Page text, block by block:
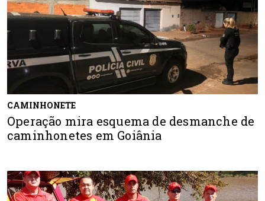
CAMINHONETE
Operação mira esquema de desmanche de
caminhonetes em Goiânia